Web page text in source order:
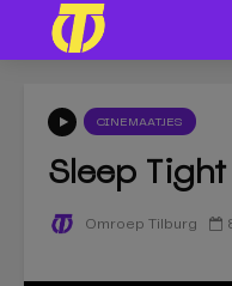
CINEMAATJES
Sleep
Omroep Tilburg